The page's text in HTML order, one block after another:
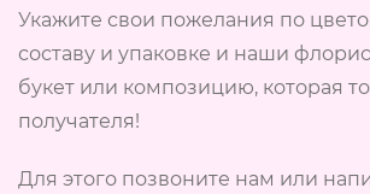
Укажите свои пожелания по
составу и упаковке и наши
букет или композицию, которая
получателя!
Для этого позвоните нам или